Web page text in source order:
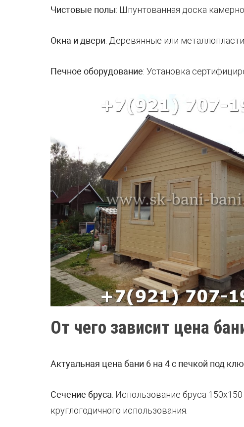
Чистовые полы: Шпунтованная доска
Окна и двери: Деревянные или
Печное оборудование: Установка
От чего зависит цена
Актуальная цена бани 6 на 4 с печкой под
Сечение бруса: Использование бруса
круглогодичного использования.